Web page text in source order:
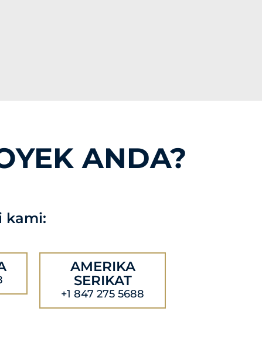
ANDA?
kami:
AMERIKA
SERIKAT
+1 847 275 5688